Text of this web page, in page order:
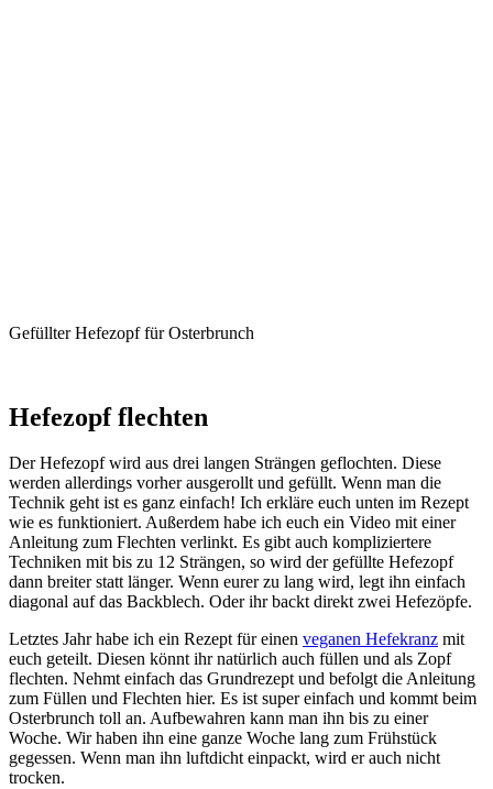
Gefüllter Hefezopf für Osterbrunch
Hefezopf flechten
Der Hefezopf wird aus drei langen Strängen geflochten. Diese
werden allerdings vorher ausgerollt und gefüllt. Wenn man die
Technik geht ist es ganz einfach! Ich erkläre euch unten im Rezept
wie es funktioniert. Außerdem habe ich euch ein Video mit einer
Anleitung zum Flechten verlinkt. Es gibt auch kompliziertere
Techniken mit bis zu 12 Strängen, so wird der gefüllte Hefezopf
dann breiter statt länger. Wenn eurer zu lang wird, legt ihn einfach
diagonal auf das Backblech. Oder ihr backt direkt zwei Hefezöpfe.
Letztes Jahr habe ich ein Rezept für einen veganen Hefekranz mit
euch geteilt. Diesen könnt ihr natürlich auch füllen und als Zopf
flechten. Nehmt einfach das Grundrezept und befolgt die Anleitung
zum Füllen und Flechten hier. Es ist super einfach und kommt beim
Osterbrunch toll an. Aufbewahren kann man ihn bis zu einer
Woche. Wir haben ihn eine ganze Woche lang zum Frühstück
gegessen. Wenn man ihn luftdicht einpackt, wird er auch nicht
trocken.